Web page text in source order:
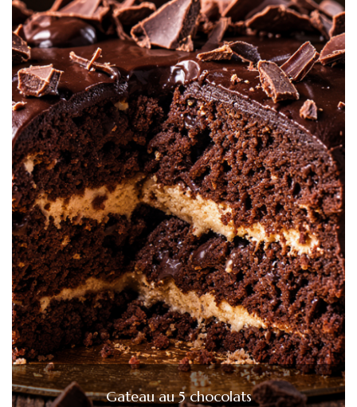
Gateau au 5 chocolats